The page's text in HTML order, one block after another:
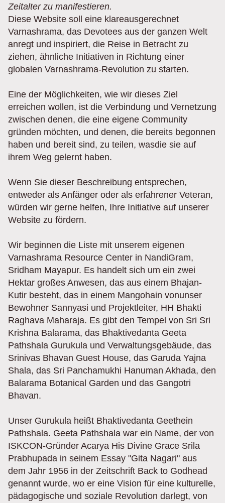
Zeitalter zu manifestieren.
Diese Website soll eine klareausgerechnet
Varnashrama, das Devotees aus der ganzen Welt
anregt und inspiriert, die Reise in Betracht zu
ziehen, ähnliche Initiativen in Richtung einer
globalen Varnashrama-Revolution zu starten.
Eine der Möglichkeiten, wie wir dieses Ziel
erreichen wollen, ist die Verbindung und Vernetzung
zwischen denen, die eine eigene Community
gründen möchten, und denen, die bereits begonnen
haben und bereit sind, zu teilen, wasdie sie auf
ihrem Weg gelernt haben.
Wenn Sie dieser Beschreibung entsprechen,
entweder als Anfänger oder als erfahrener Veteran,
würden wir gerne helfen, Ihre Initiative auf unserer
Website zu fördern.
Wir beginnen die Liste mit unserem eigenen
Varnashrama Resource Center in NandiGram,
Sridham Mayapur. Es handelt sich um ein zwei
Hektar großes Anwesen, das aus einem Bhajan-
Kutir besteht, das in einem Mangohain vonunser
Bewohner Sannyasi und Projektleiter, HH Bhakti
Raghava Maharaja. Es gibt den Tempel von Sri Sri
Krishna Balarama, das Bhaktivedanta Geeta
Pathshala Gurukula und Verwaltungsgebäude, das
Srinivas Bhavan Guest House, das Garuda Yajna
Shala, das Sri Panchamukhi Hanuman Akhada, den
Balarama Botanical Garden und das Gangotri
Bhavan.
Unser Gurukula heißt Bhaktivedanta Geethein
Pathshala. Geeta Pathshala war ein Name, der von
ISKCON-Gründer Acarya His Divine Grace Srila
Prabhupada in seinem Essay "Gita Nagari" aus
dem Jahr 1956 in der Zeitschrift Back to Godhead
genannt wurde, wo er eine Vision für eine kulturelle,
pädagogische und soziale Revolution darlegt, von